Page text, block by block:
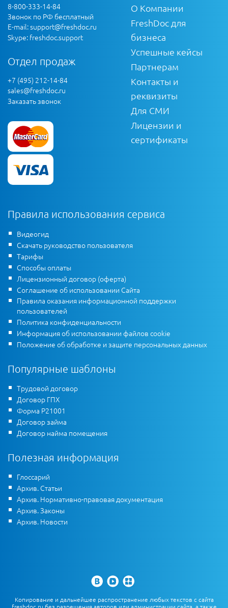
8-800-333-14-84
Звонок по РФ бесплатный
E-mail:support@freshdoc.ru
Skype: freshdoc.support
Отдел продаж
+7 (495) 212-14-84
sales@freshdoc.ru
Заказать звонок
О Компании
FreshDoc для
бизнеса
Успешные кейсы
Партнерам
Контакты и
реквизиты
Для СМИ
Лицензии и
сертификаты
Правила использования сервиса
Видеогид
Скачать руководство пользователя
Тарифы
Способы оплаты
Лицензионный договор (оферта)
Соглашение об использовании Сайта
Правила оказания информационной поддержки
пользователей
Политика конфиденциальности
Информация об использовании файлов cookie
Положение об обработке и защите персональных данных
Популярные шаблоны
Трудовой договор
Договор ГПХ
Форма Р21001
Договор займа
Договор найма помещения
Полезная информация
Глоссарий
Архив. Статьи
Архив. Нормативно-правовая документация
Архив. Законы
Архив. Новости
Копирование и дальнейшее распространение любых текстов с сайта
freshdoc.ru без разрешения авторов или администрации сайта, а также